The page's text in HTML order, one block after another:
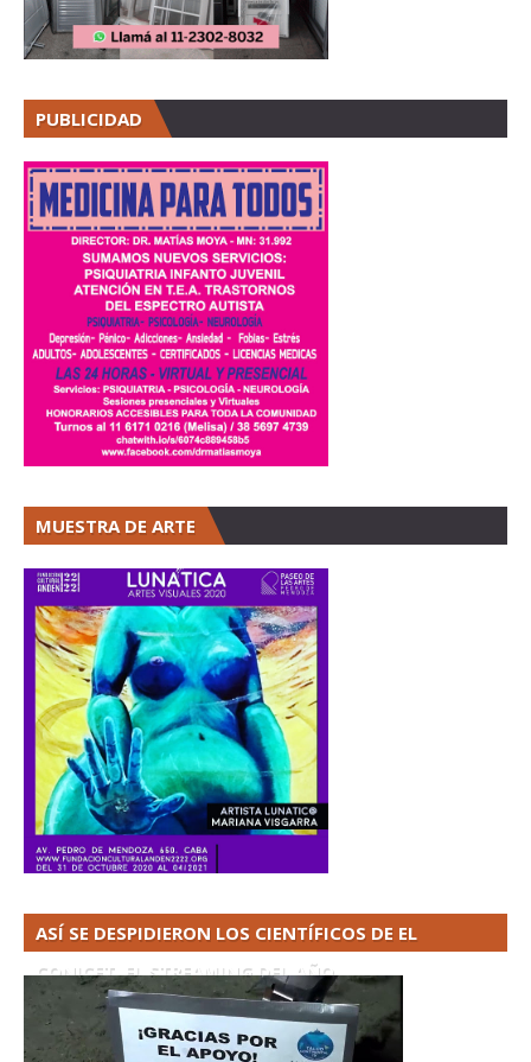
PUBLICIDAD
MUESTRA DE ARTE
ASÍ SE DESPIDIERON LOS CIENTÍFICOS DE EL
CONICET. EL STREAMING DEL AÑO